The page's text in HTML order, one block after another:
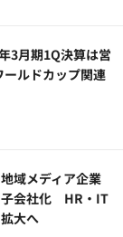
3月期1Q決算は営
ルドカップ関連
域メディア企業
子会社化 HR・IT
大へ